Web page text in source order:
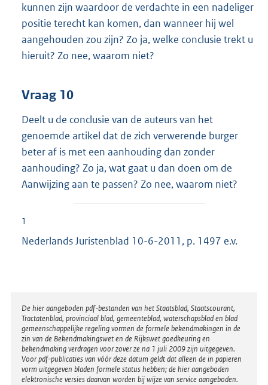
kunnen zijn waardoor de verdachte in een nadeliger
positie terecht kan komen, dan wanneer hij wel
aangehouden zou zijn? Zo ja, welke conclusie trekt u
hieruit? Zo nee, waarom niet?
Vraag 10
Deelt u de conclusie van de auteurs van het
genoemde artikel dat de zich verwerende burger
beter af is met een aanhouding dan zonder
aanhouding? Zo ja, wat gaat u dan doen om de
Aanwijzing aan te passen? Zo nee, waarom niet?
1
Nederlands Juristenblad 10-6-2011, p. 1497 e.v.
Disclaimer
De hier aangeboden pdf-bestanden van het Staatsblad, Staatscourant,
Tractatenblad, provinciaal blad, gemeenteblad, waterschapsblad en blad
gemeenschappelijke regeling vormen de formele bekendmakingen in de
zin van de Bekendmakingswet en de Rijkswet goedkeuring en
bekendmaking verdragen voor zover ze na 1 juli 2009 zijn uitgegeven.
Voor pdf-publicaties van vóór deze datum geldt dat alleen de in papieren
vorm uitgegeven bladen formele status hebben; de hier aangeboden
elektronische versies daarvan worden bij wijze van service aangeboden.